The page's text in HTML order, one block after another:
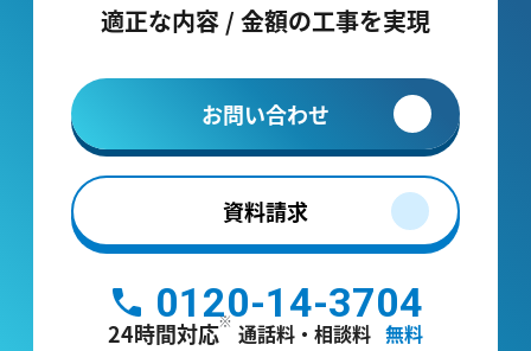
適正な内容 / 金額の工事を実現
お問い合わせ
資料請求
0120-14-3704
24時間対応 通話料・相談料 無料